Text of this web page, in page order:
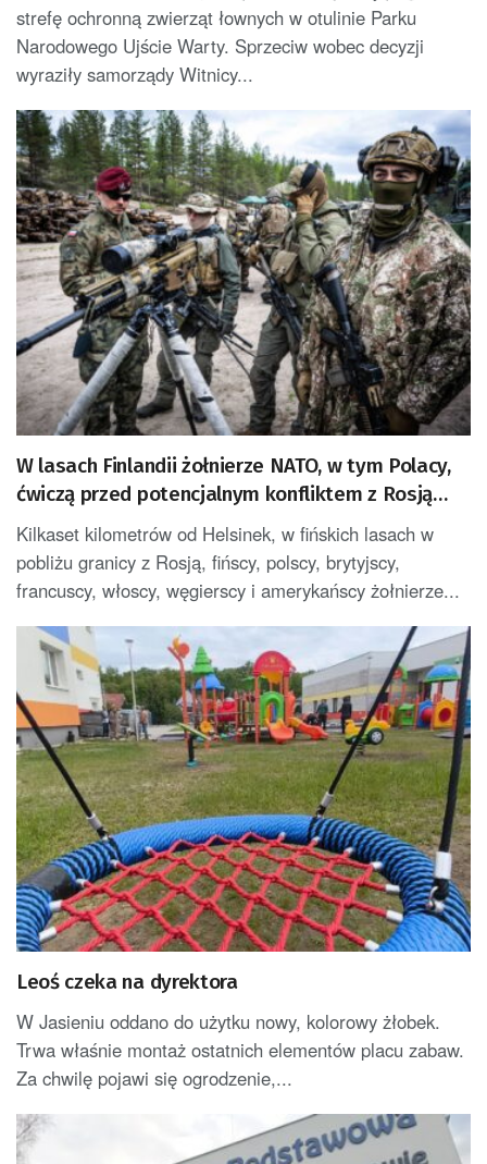
strefę ochronną zwierząt łownych w otulinie Parku
Narodowego Ujście Warty. Sprzeciw wobec decyzji
wyraziły samorządy Witnicy...
W lasach Finlandii żołnierze NATO, w tym Polacy,
ćwiczą przed potencjalnym konfliktem z Rosją
[GALERIA ZDJĘĆ]
Kilkaset kilometrów od Helsinek, w fińskich lasach w
pobliżu granicy z Rosją, fińscy, polscy, brytyjscy,
francuscy, włoscy, węgierscy i amerykańscy żołnierze...
Leoś czeka na dyrektora
W Jasieniu oddano do użytku nowy, kolorowy żłobek.
Trwa właśnie montaż ostatnich elementów placu zabaw.
Za chwilę pojawi się ogrodzenie,...